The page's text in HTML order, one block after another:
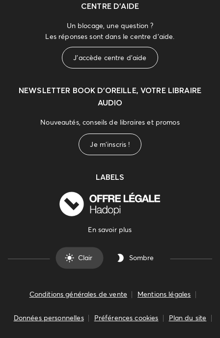
CENTRE D'AIDE
Un blocage, une question ?
Les réponses sont dans le centre d'aide.
J'accède centre d'aide
NEWSLETTER BOOK D’OREILLE, VOTRE LIBRAIRE
AUDIO
Nouveautés, conseils de libraires et promos
Je m'inscris !
LABELS
En savoir plus
Clair Sombre
Conditions générales de vente Mentions légales
Données personnelles Préférences cookies Plan du site